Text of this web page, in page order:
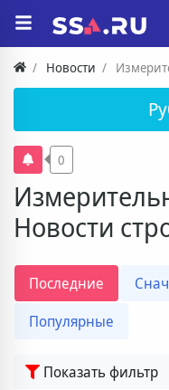
Новости
Новости
0
Последние
Популярные
Показать фильтр